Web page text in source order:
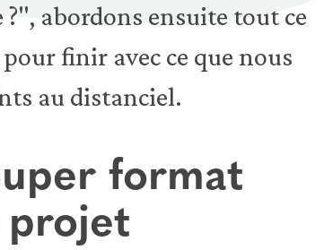
abordons ensuite tout ce
finir avec ce que nous
au distanciel.
format